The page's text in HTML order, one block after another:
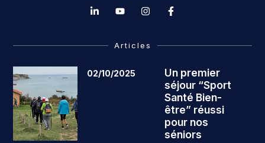
Articles
02/10/2025
Un premier
séjour “Sport
Santé Bien-
être” réussi
pour nos
séniors